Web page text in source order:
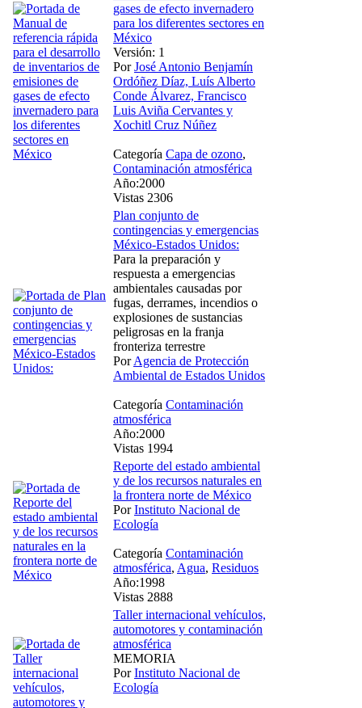
gases de efecto invernadero
para los diferentes sectores en
México
Versión: 1
PorJosé Antonio Benjamín
Ordóñez Díaz, Luís Alberto
Conde Álvarez, Francisco
Luis Aviña Cervantes y
Xochitl Cruz Núñez
Categoría Capa de ozono,
Contaminación atmosférica
Año:2000
Vistas 2306
Plan conjunto de
contingencias y emergencias
México-Estados Unidos:
Para la preparación y
respuesta a emergencias
ambientales causadas por
fugas, derrames, incendios o
explosiones de sustancias
peligrosas en la franja
fronteriza terrestre
PorAgencia de Protección
Ambiental de Estados Unidos
Categoría Contaminación
atmosférica
Año:2000
Vistas 1994
Reporte del estado ambiental
y de los recursos naturales en
la frontera norte de México
PorInstituto Nacional de
Ecología
Categoría Contaminación
atmosférica, Agua, Residuos
Año:1998
Vistas 2888
Taller internacional vehículos,
automotores y contaminación
atmosférica
MEMORIA
PorInstituto Nacional de
Ecología